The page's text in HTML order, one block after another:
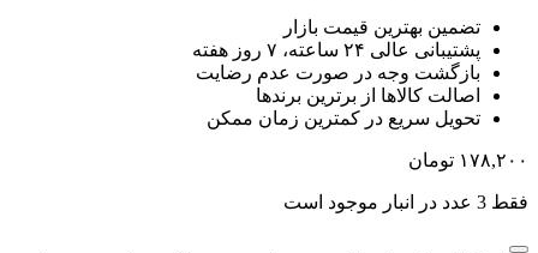
تضمین بهترین قیمت بازار
پشتیبانی عالی ۲۴ ساعته، ۷ روز هفته
بازگشت وجه در صورت عدم رضایت
اصالت کالاها از برترین برندها
تحویل سریع در کمترین زمان ممکن
۱۷۸,۲۰۰ تومان
فقط 3 عدد در انبار موجود است